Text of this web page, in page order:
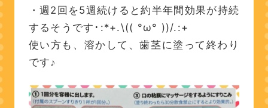
・週2回を5週続けると約半年間効果が持続
するそうです･:*+.\(( °ω° ))/.:+
使い方も、溶かして、歯茎に塗って終わり
です♪